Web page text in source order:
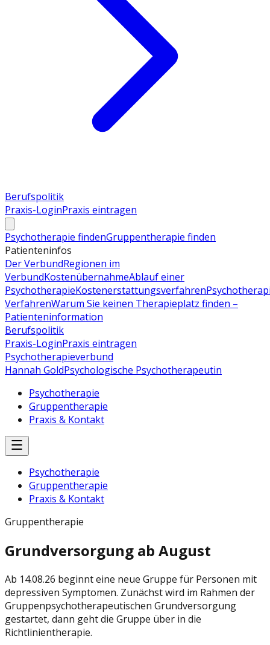
Berufspolitik
Praxis-LoginPraxis eintragen
Psychotherapie findenGruppentherapie finden
Patienteninfos
Der VerbundRegionen im
VerbundKostenübernahmeAblauf einer
PsychotherapieKostenerstattungsverfahren
VerfahrenWarum Sie keinen Therapieplatz finden –
Patienteninformation
Berufspolitik
Praxis-LoginPraxis eintragen
Psychotherapieverbund
Hannah GoldPsychologische Psychotherapeutin
Psychotherapie
Gruppentherapie
Praxis & Kontakt
Psychotherapie
Gruppentherapie
Praxis & Kontakt
Gruppentherapie
Grundversorgung ab August
Ab 14.08.26 beginnt eine neue Gruppe für Personen mit
depressiven Symptomen. Zunächst wird im Rahmen der
Gruppenpsychotherapeutischen Grundversorgung
gestartet, dann geht die Gruppe über in die
Richtlinientherapie.